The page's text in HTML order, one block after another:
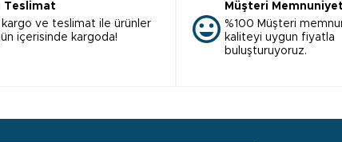
Teslimat
kargo ve teslimat ile ürünler
içerisinde kargoda!
Müşteri
%100 Müşteri
kaliteyi uygun fiyatla
buluşturuyoruz.